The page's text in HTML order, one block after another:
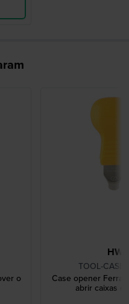
o
TOOL-
Case opener
abrir caixas